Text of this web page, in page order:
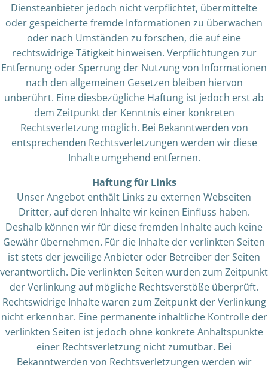
Diensteanbieter jedoch nicht verpflichtet, übermittelte
oder gespeicherte fremde Informationen zu überwachen
oder nach Umständen zu forschen, die auf eine
rechtswidrige Tätigkeit hinweisen. Verpflichtungen zur
Entfernung oder Sperrung der Nutzung von Informationen
nach den allgemeinen Gesetzen bleiben hiervon
unberührt. Eine diesbezügliche Haftung ist jedoch erst ab
dem Zeitpunkt der Kenntnis einer konkreten
Rechtsverletzung möglich. Bei Bekanntwerden von
entsprechenden Rechtsverletzungen werden wir diese
Inhalte umgehend entfernen.
Haftung für Links
Unser Angebot enthält Links zu externen Webseiten
Dritter, auf deren Inhalte wir keinen Einfluss haben.
Deshalb können wir für diese fremden Inhalte auch keine
Gewähr übernehmen. Für die Inhalte der verlinkten Seiten
ist stets der jeweilige Anbieter oder Betreiber der Seiten
verantwortlich. Die verlinkten Seiten wurden zum Zeitpunkt
der Verlinkung auf mögliche Rechtsverstöße überprüft.
Rechtswidrige Inhalte waren zum Zeitpunkt der Verlinkung
nicht erkennbar. Eine permanente inhaltliche Kontrolle der
verlinkten Seiten ist jedoch ohne konkrete Anhaltspunkte
einer Rechtsverletzung nicht zumutbar. Bei
Bekanntwerden von Rechtsverletzungen werden wir